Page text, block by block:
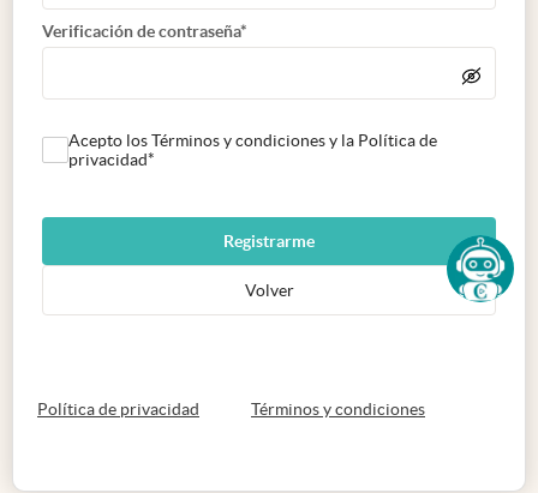
Verificación de contraseña*
Acepto los Términos y condiciones y la Política de
privacidad*
Registrarme
Volver
Política de privacidad abre en nueva pestaña
Términos y condicionesabre en nueva